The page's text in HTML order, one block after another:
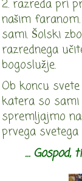
2. razreda pri
našim
sami. Šolski
razrednega
bogoslužje.
Ob koncu
katera so sami
spremljajmo
prvega svetega
… Gospod,